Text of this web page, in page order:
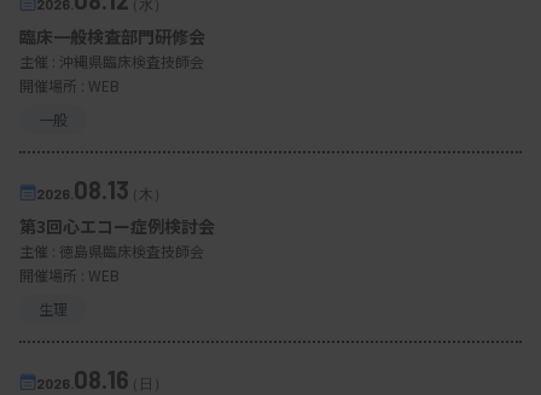
2026. （水）
臨床一般検査部門研修会
主催 : 沖縄県臨床検査技師会
開催場所 : WEB
一般
2026. 08.13（木）
第3回心エコー症例検討会
主催 : 徳島県臨床検査技師会
開催場所 : WEB
生理
2026. 08.16（日）